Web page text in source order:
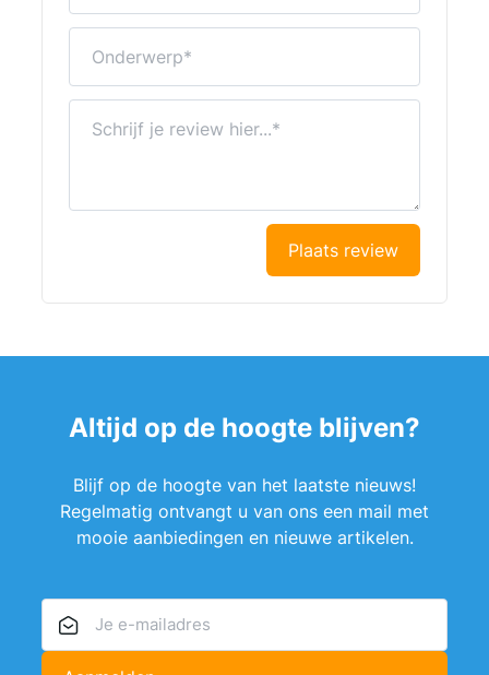
Plaats review
Altijd op de hoogte blijven?
Blijf op de hoogte van het laatste nieuws!
Regelmatig ontvangt u van ons een mail met
mooie aanbiedingen en nieuwe artikelen.